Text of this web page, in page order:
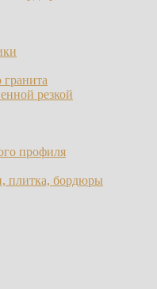
резкой
профиля
плитка, бордюры